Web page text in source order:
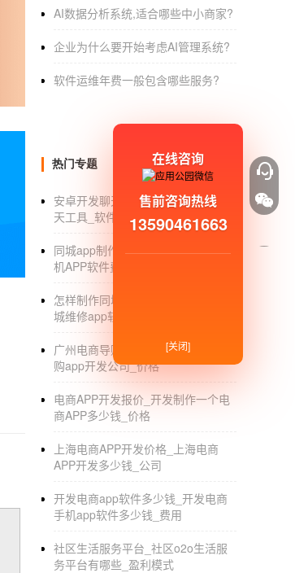
另外讲故事只是做app的简单方式，不能开
的是自己的作品享有的权利。为了保持对版
作者的利益，同时也避免了一系列复杂的侵
解用户的喜好，这种运营模式能够抓住用户
网带来了很多商机，手机APP软件几乎成了
地拓展网络市场，从而巩固产品在竞争市场
截止到2013年3月，手机客户端会像传
户端开发服务的企业不多，造价高，开发周
是企业移动互联网的身份证，是企业抢占
动互联网为企业带来更多的财富迅速快捷、
户。 二、及时获取必要信息；获取更多优
争力的价格，统领传统服务行业移动互联网解
AI数据分析系统,适合哪些中小商家?
企业为什么要开始考虑AI管理系统?
软件运维年费一般包含哪些服务?
热门专题
安卓开发聊天工具_安卓开发即时聊
天工具_软件_教程_功能
同城app制作费用_制作一个同城手
机APP软件费用是多少_价格
怎样制作同城维修app软件_制作同
城维修app软件
广州电商导购app开发_广州电商导
购app开发公司_价格
电商APP开发报价_开发制作一个电
商APP多少钱_价格
上海电商APP开发价格_上海电商
APP开发多少钱_公司
开发电商app软件多少钱_开发电商
手机app软件多少钱_费用
社区生活服务平台_社区o2o生活服
务平台有哪些_盈利模式
在线咨询
售前咨询热线
13590461663
[关闭]